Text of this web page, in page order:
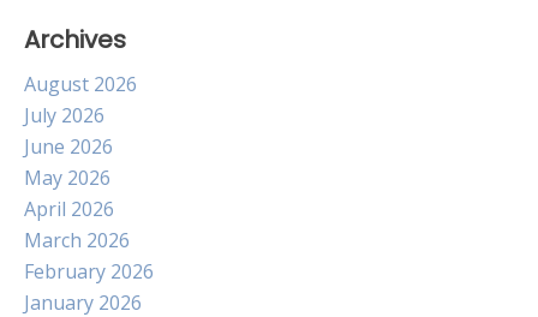
Archives
August 2026
July 2026
June 2026
May 2026
April 2026
March 2026
February 2026
January 2026